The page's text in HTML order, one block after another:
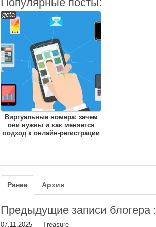
geta
Виртуальные номера: зачем
они нужны и как меняется
подход к онлайн-регистрации
Ранее Архив
Предыдущие записи блогера :
07.11.2025 — Treasure